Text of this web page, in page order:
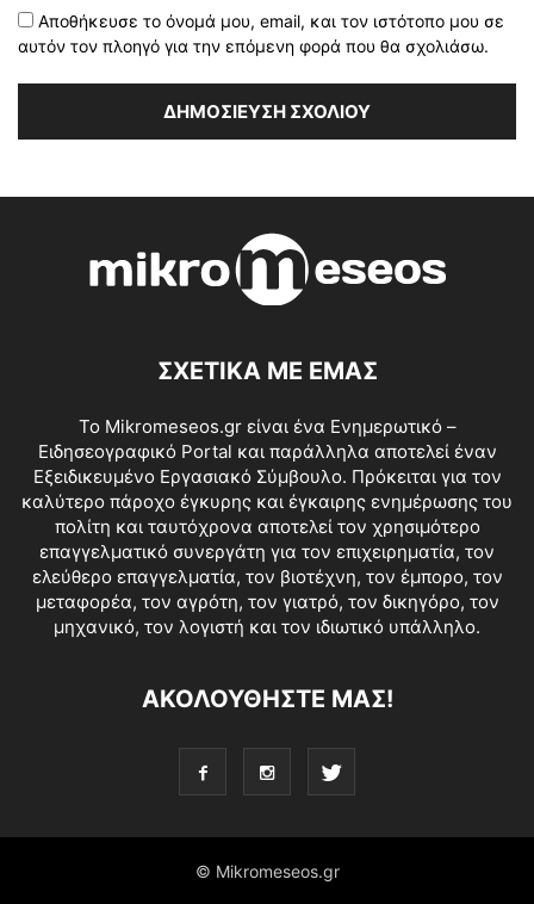
Αποθήκευσε το όνομά μου, email, και τον ιστότοπο μου σε
αυτόν τον πλοηγό για την επόμενη φορά που θα σχολιάσω.
ΣΧΕΤΙΚΑ ΜΕ ΕΜΑΣ
Το Mikromeseos.gr είναι ένα Ενημερωτικό –
Ειδησεογραφικό Portal και παράλληλα αποτελεί έναν
Εξειδικευμένο Εργασιακό Σύμβουλο. Πρόκειται για τον
καλύτερο πάροχο έγκυρης και έγκαιρης ενημέρωσης του
πολίτη και ταυτόχρονα αποτελεί τον χρησιμότερο
επαγγελματικό συνεργάτη για τον επιχειρηματία, τον
ελεύθερο επαγγελματία, τον βιοτέχνη, τον έμπορο, τον
μεταφορέα, τον αγρότη, τον γιατρό, τον δικηγόρο, τον
μηχανικό, τον λογιστή και τον ιδιωτικό υπάλληλο.
ΑΚΟΛΟΥΘΗΣΤΕ ΜΑΣ!
© Mikromeseos.gr